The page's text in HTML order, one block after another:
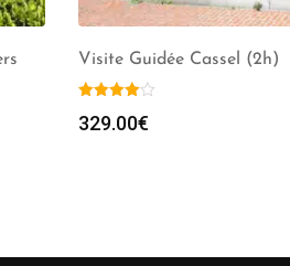
Visite Guidée Cassel (2h)
329.00€